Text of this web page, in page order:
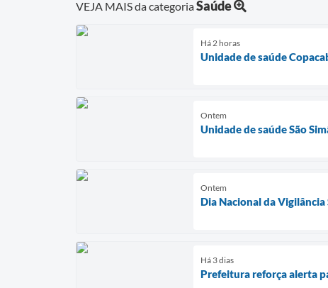
VEJA MAIS da categoriaSaúde
Há 2 horas
Unidade de saúde
Ontem
Unidade de saúde São
Ontem
Dia Nacional da
Há 3 dias
Prefeitura reforça alerta